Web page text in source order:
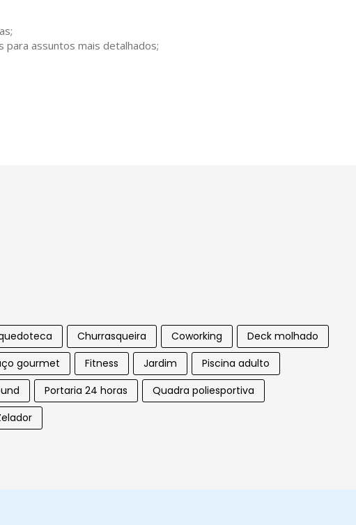
para assuntos mais detalhados;
Churrasqueira Coworking
Deck molhado
gourmet Fitness Jardim
Piscina adulto
Portaria 24 horas
Quadra poliesportiva